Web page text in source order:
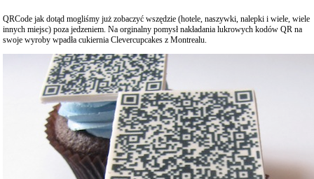
QRCode jak dotąd mogliśmy już zobaczyć wszędzie (hotele, naszywki, nalepki i wiele, wiele
innych miejsc) poza jedzeniem. Na orginalny pomysł nakładania lukrowych kodów QR na
swoje wyroby wpadła cukiernia Clevercupcakes z Montrealu.